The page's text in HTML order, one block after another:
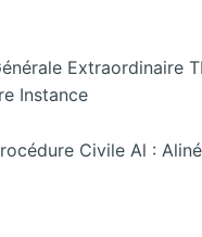
Extraordinaire
Instance
Civile Al :